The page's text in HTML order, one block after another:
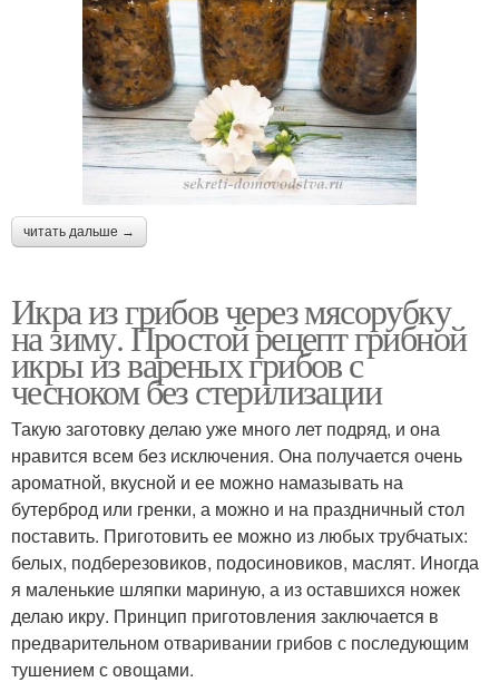
читать дальше →
Икра из грибов через мясорубку
на зиму. Простой рецепт грибной
икры из вареных грибов с
чесноком без стерилизации
Такую заготовку делаю уже много лет подряд, и она
нравится всем без исключения. Она получается очень
ароматной, вкусной и ее можно намазывать на
бутерброд или гренки, а можно и на праздничный стол
поставить. Приготовить ее можно из любых трубчатых:
белых, подберезовиков, подосиновиков, маслят. Иногда
я маленькие шляпки мариную, а из оставшихся ножек
делаю икру. Принцип приготовления заключается в
предварительном отваривании грибов с последующим
тушением с овощами.